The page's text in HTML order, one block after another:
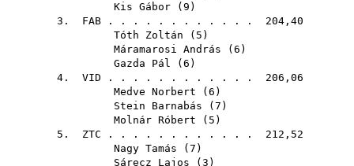
Kis Gábor ( 9 )
3. FAB . . . . . . . . . . . . 204,40
Tóth Zoltán ( 5 )
Máramarosi András ( 6 )
Gazda Pál ( 6 )
4. VID . . . . . . . . . . . . 206,06
Medve Norbert ( 6 )
Stein Barnabás ( 7 )
Molnár Róbert ( 5 )
5. ZTC . . . . . . . . . . . . 212,52
Nagy Tamás ( 7 )
Sárecz Lajos ( 3 )